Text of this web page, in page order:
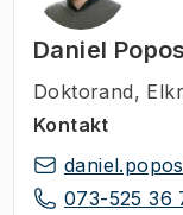
Daniel
Doktorand,
Kontakt
073-525 36